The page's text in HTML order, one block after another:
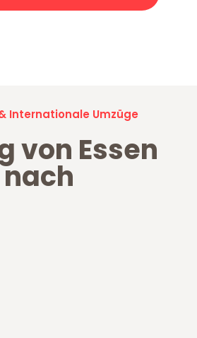
Internationale Umzüge
von Essen
nach